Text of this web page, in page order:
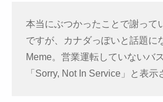
本当にぶつかったことで謝って
ですが、カナダっぽいと話題に
Meme。営業運転していないバ
「Sorry, Not In Service」と表示